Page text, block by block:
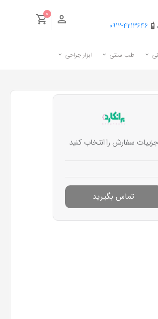
0912-4213646
0
طب سنتی ابزار جراحی
جزییات سفارش را انتخاب کنید
تماس بگیرید